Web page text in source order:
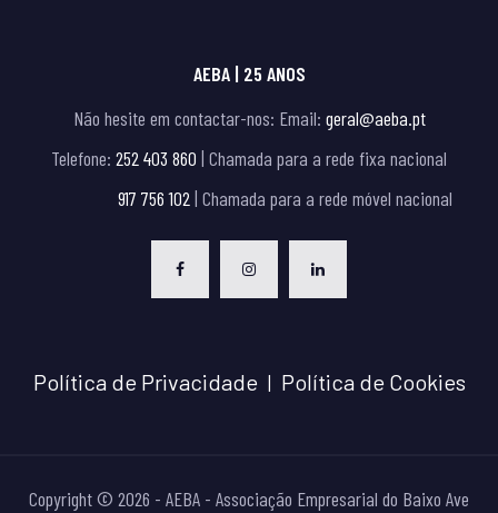
AEBA | 25 ANOS
Não hesite em contactar-nos: Email: geral@aeba.pt
Telefone: 252 403 860 | Chamada para a rede fixa nacional
917 756 102 | Chamada para a rede móvel nacional
Política de Privacidade | Política de Cookies
Copyright© 2026 - AEBA - Associação Empresarial do Baixo Ave